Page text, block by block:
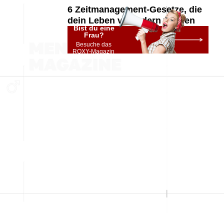
6 Zeitmanagement-Gesetze, die
dein Leben verändern werden
Bist du eine
Frau?
Besuche das
ROXY-Magazin